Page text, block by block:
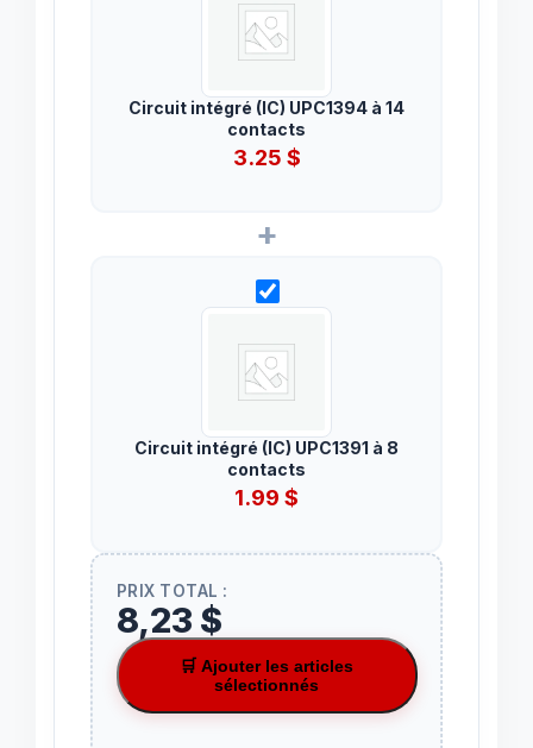
Circuit intégré (IC) UPC1394 à 14
contacts
3.25 $
+
Circuit intégré (IC) UPC1391 à 8
contacts
1.99 $
PRIX TOTAL :
8,23 $
🛒 Ajouter les articles
sélectionnés